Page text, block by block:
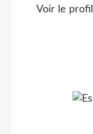
Voir le